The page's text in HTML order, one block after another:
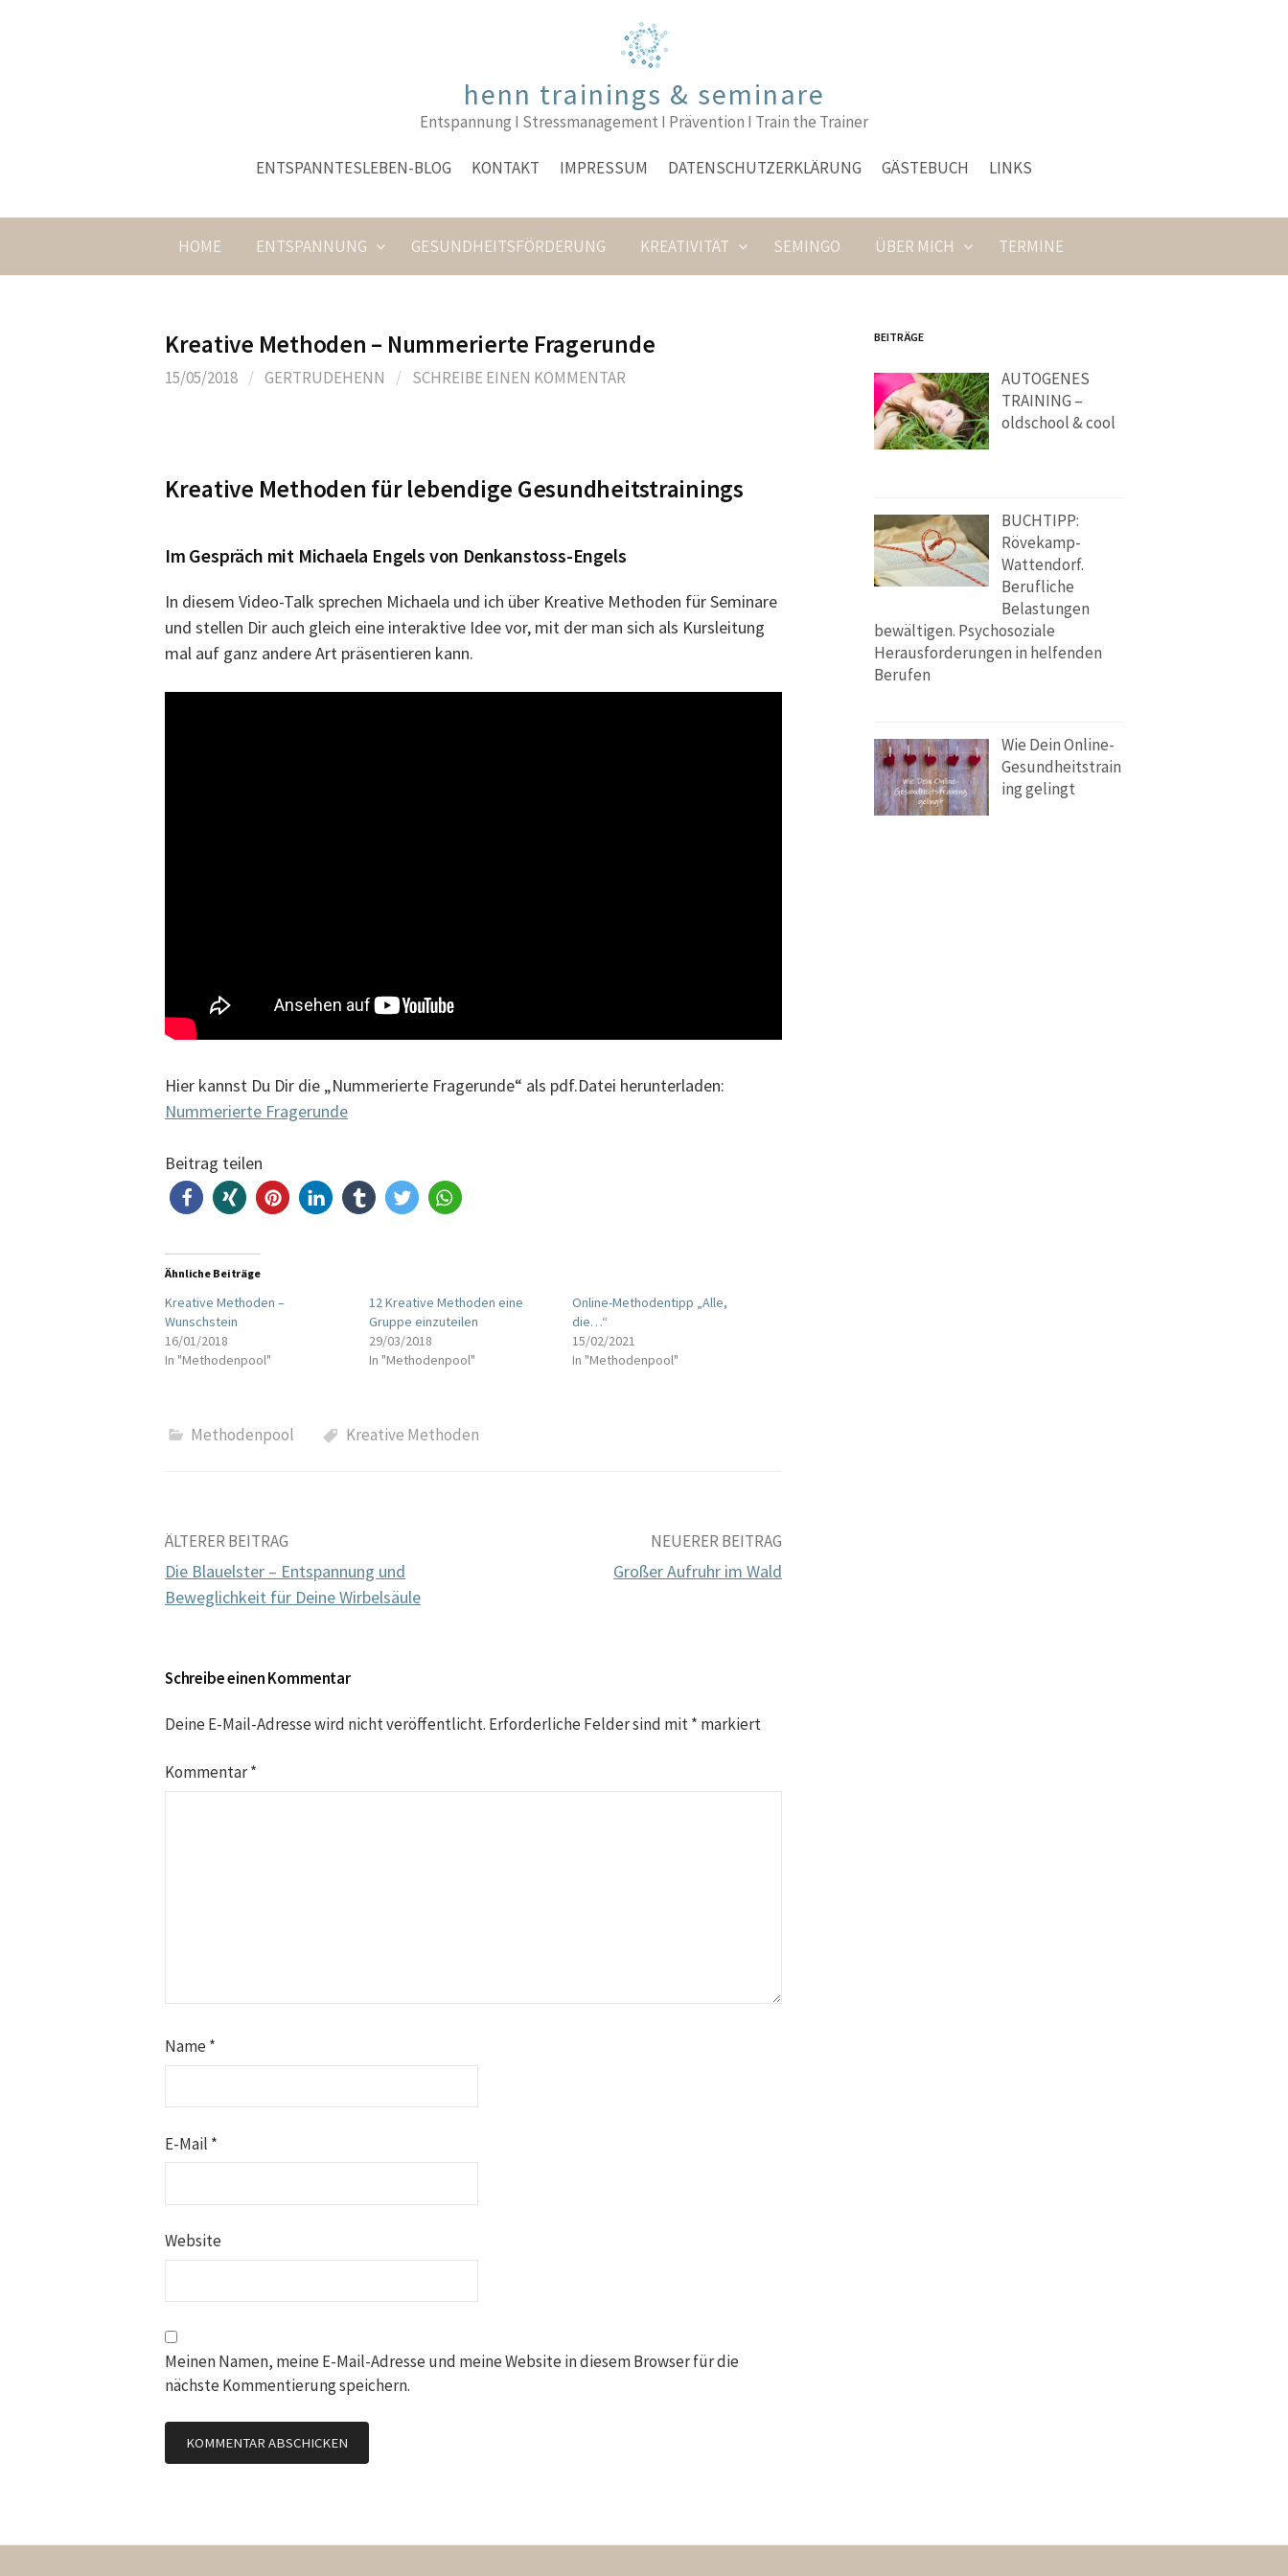
henn trainings & seminare
Entspannung I Stressmanagement I Prävention I Train the Trainer
ENTSPANNTESLEBEN-BLOG KONTAKT IMPRESSUM DATENSCHUTZERKLÄRUNG GÄSTEBUCH LINKS
HOME ENTSPANNUNG GESUNDHEITSFÖRDERUNG KREATIVITÄT SEMINGO ÜBER MICH TERMINE
Kreative Methoden – Nummerierte Fragerunde
15/05/2018 / GERTRUDEHENN / SCHREIBE EINEN KOMMENTAR
Kreative Methoden für lebendige Gesundheitstrainings
Im Gespräch mit Michaela Engels von Denkanstoss-Engels
In diesem Video-Talk sprechen Michaela und ich über Kreative Methoden für Seminare
und stellen Dir auch gleich eine interaktive Idee vor, mit der man sich als Kursleitung
mal auf ganz andere Art präsentieren kann.
Hier kannst Du Dir die „Nummerierte Fragerunde“ als pdf.Datei herunterladen:
Nummerierte Fragerunde
Beitrag teilen
Ähnliche Beiträge
Kreative Methoden –
Wunschstein
16/01/2018
In "Methodenpool"
12 Kreative Methoden eine
Gruppe einzuteilen
29/03/2018
In "Methodenpool"
Online-Methodentipp „Alle,
die…“
15/02/2021
In "Methodenpool"
Methodenpool Kreative Methoden
Beitrags-
Navigation
ÄLTERER BEITRAG
Die Blauelster – Entspannung und
Beweglichkeit für Deine Wirbelsäule
NEUERER BEITRAG
Großer Aufruhr im Wald
Schreibe einen Kommentar
Deine E-Mail-Adresse wird nicht veröffentlicht. Erforderliche Felder sind mit* markiert
Kommentar*
Name*
E-Mail *
Website
Meinen Namen, meine E-Mail-Adresse und meine Website in diesem Browser für die
nächste Kommentierung speichern.
BEITRÄGE
AUTOGENES
TRAINING –
oldschool & cool
BUCHTIPP:
Rövekamp-
Wattendorf.
Berufliche
Belastungen
bewältigen. Psychosoziale
Herausforderungen in helfenden
Berufen
Wie Dein Online-
Gesundheitstrain
ing gelingt